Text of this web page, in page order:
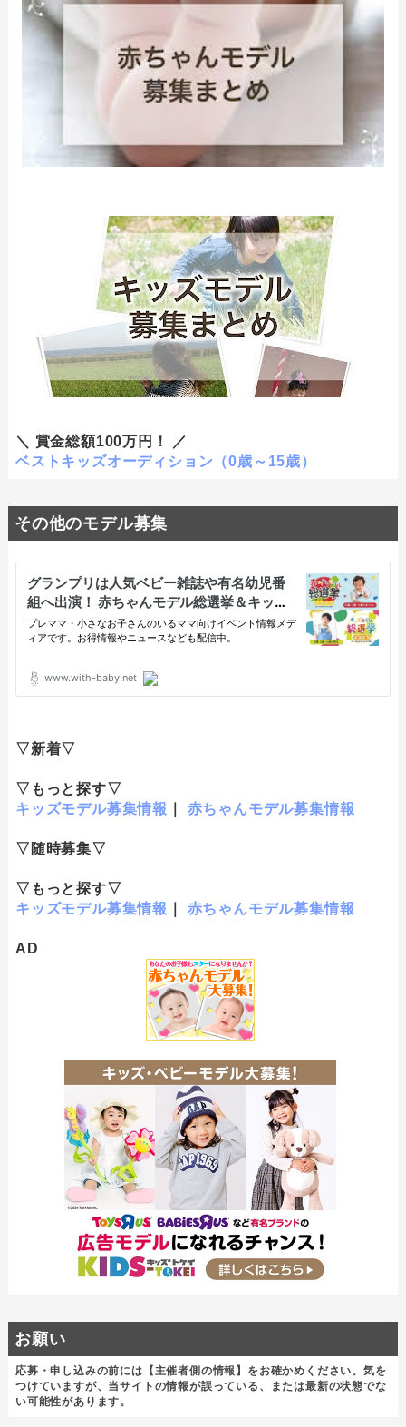
＼ 賞金総額100万円！ ／
ベストキッズオーディション（0歳～15歳）
その他のモデル募集
▽新着▽
▽もっと探す▽
キッズモデル募集情報
赤ちゃんモデル募集情報
▽随時募集▽
▽もっと探す▽
キッズモデル募集情報
赤ちゃんモデル募集情報
AD
お願い
応募・申し込みの前には【主催者側の情報】をお確かめください。気を
つけていますが、当サイトの情報が誤っている、または最新の状態でな
い可能性があります。